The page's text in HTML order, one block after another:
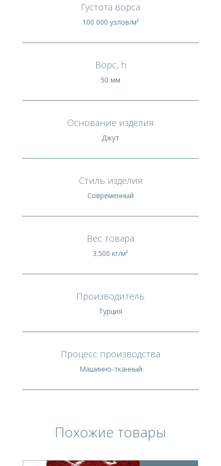
Густота ворса
100 000 узлов/м²
Ворс, h
50 мм
Основание изделия
Джут
Стиль изделия
Современный
Вес товара
3.500 кг/м²
Производитель
Турция
Процесс производства
Машинно-тканный
Похожие товары